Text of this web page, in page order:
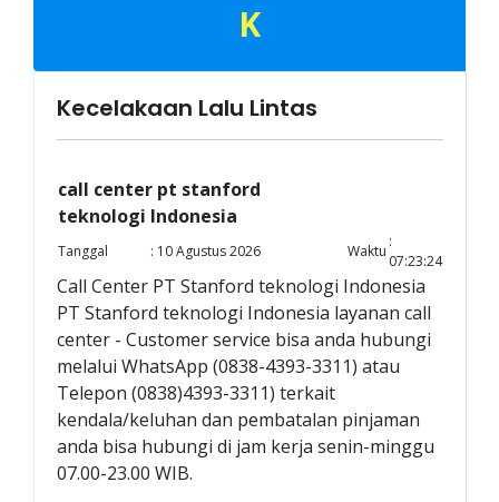
K
Kecelakaan Lalu Lintas
call center pt stanford
teknologi Indonesia
Tanggal : 10 Agustus 2026 Waktu
:
07:23:24
Call Center PT Stanford teknologi Indonesia
PT Stanford teknologi Indonesia layanan call
center - Customer service bisa anda hubungi
melalui WhatsApp (0838-4393-3311) atau
Telepon (0838)4393-3311) terkait
kendala/keluhan dan pembatalan pinjaman
anda bisa hubungi di jam kerja senin-minggu
07.00-23.00 WIB.